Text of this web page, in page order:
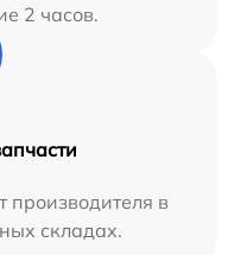
2 часов.
производителя в
складах.